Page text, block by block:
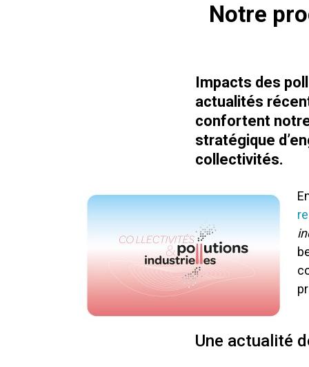
Notre
Impacts des
actualités
confortent
stratégique
collectivités.
Une actualité